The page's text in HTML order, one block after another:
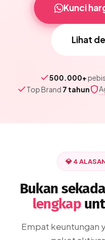
Kunci
Lihat
500.000+
Top Brand 7 tahun
💎 4
Bukan
lengkap
Empat keuntungan